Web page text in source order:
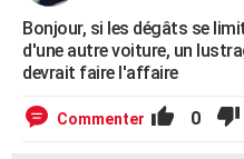
Bricolage
Lifestyle
Culture
Sport
Auto
Television
Voyage
Cinema
Bonjour, si les dégâts se
d'une autre voiture, un
devrait faire l'affaire
Commenter 0